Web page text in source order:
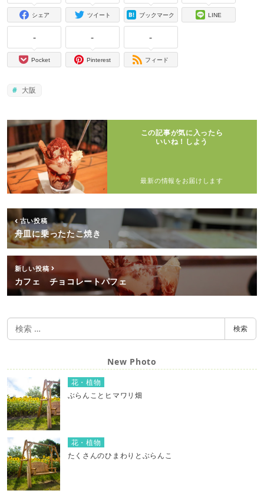
シェア ツイート ブックマーク LINE
-
Pocket
-
Pinterest
-
フィード
大阪
この記事が気に入ったら
いいね！しよう
最新の情報をお届けします
古い投稿
舟皿に乗ったたこ焼き
新しい投稿
カフェ チョコレートパフェ
検
索
検索
New Photo
花・植物
ぶらんことヒマワリ畑
花・植物
たくさんのひまわりとぶらんこ